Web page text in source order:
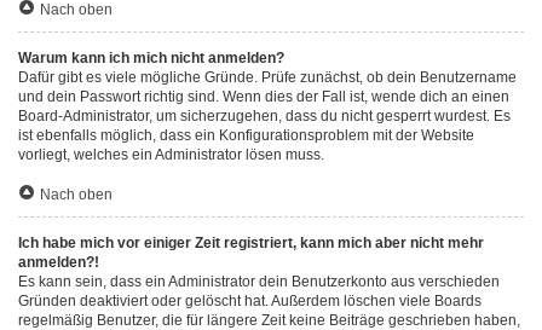
Nach oben
Warum kann ich mich nicht anmelden?
Dafür gibt es viele mögliche Gründe. Prüfe zunächst, ob dein Benutzername
und dein Passwort richtig sind. Wenn dies der Fall ist, wende dich an einen
Board-Administrator, um sicherzugehen, dass du nicht gesperrt wurdest. Es
ist ebenfalls möglich, dass ein Konfigurationsproblem mit der Website
vorliegt, welches ein Administrator lösen muss.
Nach oben
Ich habe mich vor einiger Zeit registriert, kann mich aber nicht mehr
anmelden?!
Es kann sein, dass ein Administrator dein Benutzerkonto aus verschieden
Gründen deaktiviert oder gelöscht hat. Außerdem löschen viele Boards
regelmäßig Benutzer, die für längere Zeit keine Beiträge geschrieben haben,